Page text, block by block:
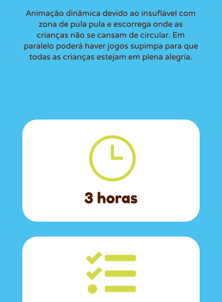
Animação dinâmica devido ao insuflável com
zona de pula pula e escorrega onde as
crianças não se cansam de circular. Em
paralelo poderá haver jogos supimpa para que
todas as crianças estejam em plena alegria.
}
3 horas
